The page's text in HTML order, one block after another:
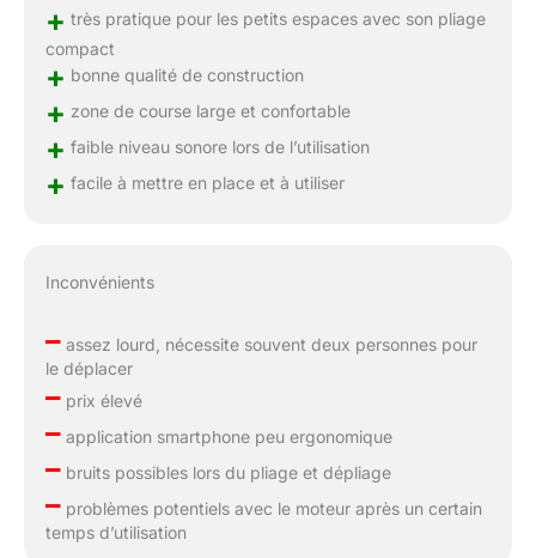
+ très pratique pour les petits espaces avec son pliage
compact
+ bonne qualité de construction
+ zone de course large et confortable
+ faible niveau sonore lors de l’utilisation
+ facile à mettre en place et à utiliser
Inconvénients
–assez lourd, nécessite souvent deux personnes pour
le déplacer
–prix élevé
–application smartphone peu ergonomique
–bruits possibles lors du pliage et dépliage
–problèmes potentiels avec le moteur après un certain
temps d’utilisation